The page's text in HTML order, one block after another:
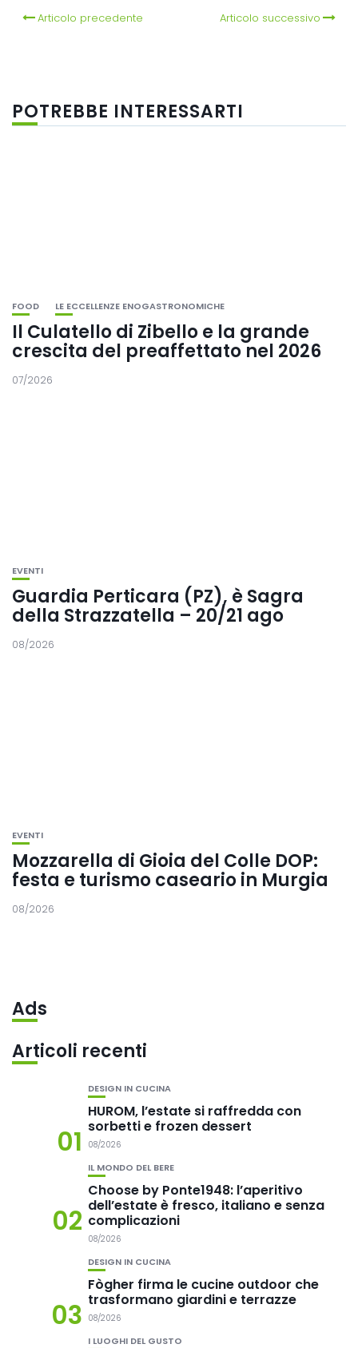
Articolo precedente Articolo successivo
POTREBBE INTERESSARTI
FOOD LE ECCELLENZE ENOGASTRONOMICHE
Il Culatello di Zibello e la grande
crescita del preaffettato nel 2026
07/2026
EVENTI
Guardia Perticara (PZ), è Sagra
della Strazzatella – 20/21 ago
08/2026
EVENTI
Mozzarella di Gioia del Colle DOP:
festa e turismo caseario in Murgia
08/2026
Ads
Articoli recenti
01
DESIGN IN CUCINA
HUROM, l’estate si raffredda con
sorbetti e frozen dessert
08/2026
02
IL MONDO DEL BERE
Choose by Ponte1948: l’aperitivo
dell’estate è fresco, italiano e senza
complicazioni
08/2026
03
DESIGN IN CUCINA
Fògher firma le cucine outdoor che
trasformano giardini e terrazze
08/2026
I LUOGHI DEL GUSTO